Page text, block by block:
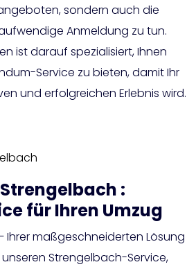
sondern auch die
Anmeldung zu tun.
ist darauf spezialisiert, Ihnen
Service zu bieten, damit Ihr
und erfolgreichen Erlebnis wird.
:
für Ihren Umzug
Ihrer maßgeschneiderten Lösung
unseren Strengelbach-Service,